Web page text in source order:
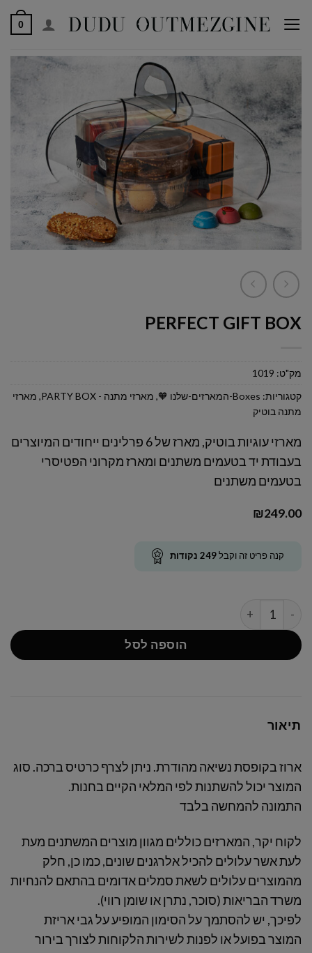
לתוכן
0
PERFECT GIFT BOX
מק"ט: 1019
קטגוריות: Boxes-המארזים-שלנו 🧡 , מארזי מתנה - PARTY BOX , מארזי
מתנה בוטיק
מארזי עוגיות בוטיק, מארז של 6 פרלינים ייחודים המיוצרים
בעבודת יד בטעמים משתנים ומארז מקרוני הפטיסרי
בטעמים משתנים
₪249.00
קנה פריט זה וקבל249 נקודות
כמות של PERFECT GIFT BOX
הוספה לסל
תיאור
ארוז בקופסת נשיאה מהודרת. ניתן לצרף כרטיס ברכה. סוג
המוצר יכול להשתנות לפי המלאי הקיים בחנות.
התמונה להמחשה בלבד
לקוח יקר, המארזים כוללים מגוון מוצרים המשתנים מעת
לעת אשר עלולים להכיל אלרגנים שונים, כמו כן, חלק
מהמוצרים עלולים לשאת סמלים אדומים בהתאם להנחיות
משרד הבריאות (סוכר, נתרן או שומן רווי).
לפיכך, יש להסתמך על הסימון המופיע על גבי אריזת
המוצר בפועלאו לפנות לשירות הלקוחות לצורך בירור